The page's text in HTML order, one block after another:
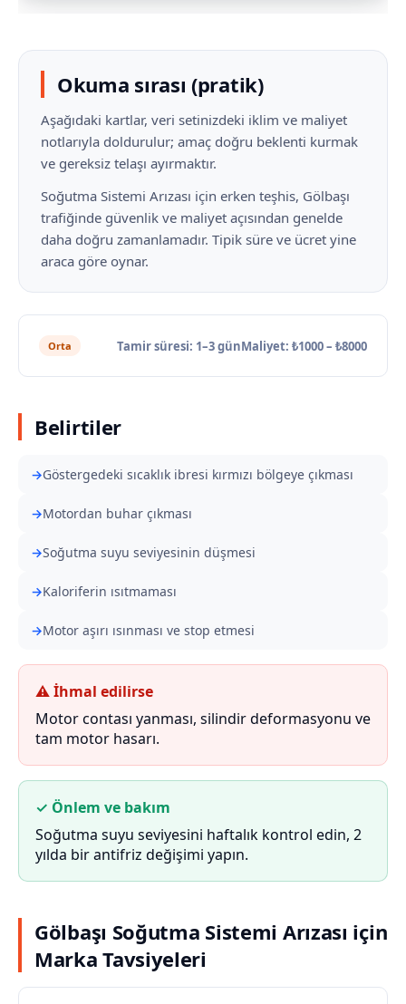
Okuma sırası (pratik)
Aşağıdaki kartlar, veri setinizdeki iklim ve maliyet
notlarıyla doldurulur; amaç doğru beklenti kurmak
ve gereksiz telaşı ayırmaktır.
Soğutma Sistemi Arızası için erken teşhis, Gölbaşı
trafiğinde güvenlik ve maliyet açısından genelde
daha doğru zamanlamadır. Tipik süre ve ücret yine
araca göre oynar.
Orta Tamir süresi: 1–3 günMaliyet: ₺1000 – ₺8000
Belirtiler
Göstergedeki sıcaklık ibresi kırmızı bölgeye çıkması
Motordan buhar çıkması
Soğutma suyu seviyesinin düşmesi
Kaloriferin ısıtmaması
Motor aşırı ısınması ve stop etmesi
⚠ İhmal edilirse
Motor contası yanması, silindir deformasyonu ve
tam motor hasarı.
✓ Önlem ve bakım
Soğutma suyu seviyesini haftalık kontrol edin, 2
yılda bir antifriz değişimi yapın.
Gölbaşı Soğutma Sistemi Arızası için
Marka Tavsiyeleri